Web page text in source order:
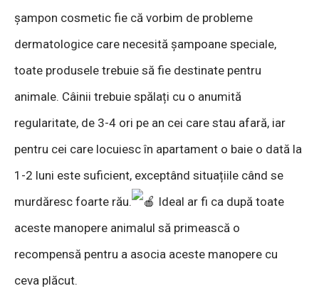
șampon cosmetic fie că vorbim de probleme
dermatologice care necesită șampoane speciale,
toate produsele trebuie să fie destinate pentru
animale. Câinii trebuie spălați cu o anumită
regularitate, de 3-4 ori pe an cei care stau afară, iar
pentru cei care locuiesc în apartament o baie o dată la
1-2 luni este suficient, exceptând situațiile când se
murdăresc foarte rău.
Ideal ar fi ca după toate
aceste manopere animalul să primească o
recompensă pentru a asocia aceste manopere cu
ceva plăcut.